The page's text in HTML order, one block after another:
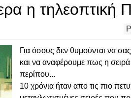
η τηλεοπτική
Για όσους δεν θυμούνται να
και να αναφέρουμε πως η
περίπου...
10 χρόνια ήταν απο τις πιο